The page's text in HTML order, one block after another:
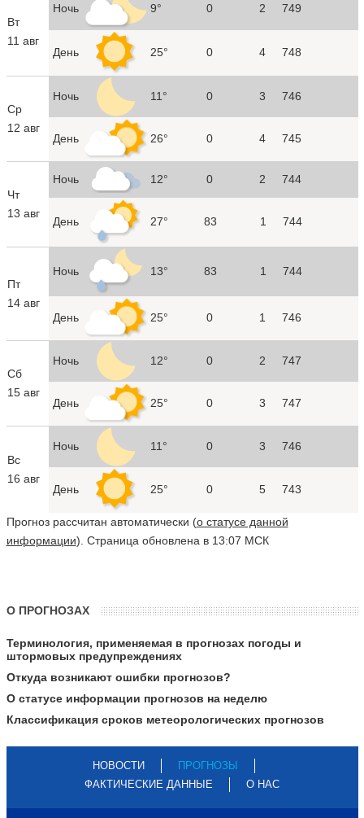
Вт
11 авг
Ночь 9° 0 2 749
День 25° 0 4 748
Ср
12 авг
Ночь 11° 0 3 746
День 26° 0 4 745
Чт
13 авг
Ночь 12° 0 2 744
День 27° 83 1 744
Пт
14 авг
Ночь 13° 83 1 744
День 25° 0 1 746
Сб
15 авг
Ночь 12° 0 2 747
День 25° 0 3 747
Вс
16 авг
Ночь 11° 0 3 746
День 25° 0 5 743
Прогноз рассчитан автоматически (о статусе данной
информации). Страница обновлена в 13:07 МСК
О ПРОГНОЗАХ
Терминология, применяемая в прогнозах погоды и
штормовых предупреждениях
Откуда возникают ошибки прогнозов?
О статусе информации прогнозов на неделю
Классификация сроков метеорологических прогнозов
НОВОСТИ
ПРОГНОЗЫ
ФАКТИЧЕСКИЕ ДАННЫЕ
О НАС